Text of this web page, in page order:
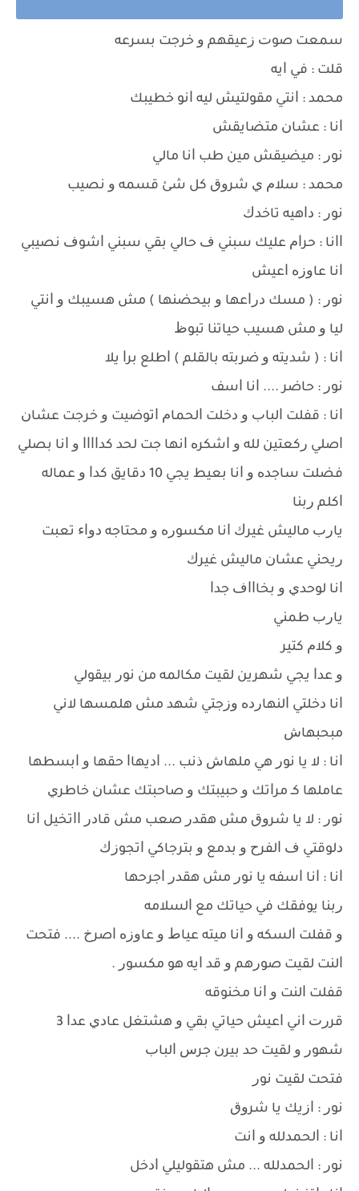
ﺳﻤﻌﺖ ﺻﻮﺕ ﺯﻋﻴﻘﻬﻢ ﻭ ﺧﺮﺟﺖ ﺑﺴﺮﻋﻪ
ﻗﻠﺖ : ﻓﻲ ﺍﻳﻪ
ﻣﺤﻤﺪ : ﺍﻧﺘﻲ ﻣﻘﻮﻟﺘﻴﺶ ﻟﻴﻪ ﺍﻧﻮ ﺧﻄﻴﺒﻚ
ﺍﻧﺎ : ﻋﺸﺎﻥ ﻣﺘﻀﺎﻳﻘﺶ
ﻧﻮﺭ : ﻣﻴﻀﻴﻘﺶ ﻣﻴﻦ ﻃﺐ ﺍﻧﺎ ﻣﺎﻟﻲ
ﻣﺤﻤﺪ : ﺳﻼﻡ ﻱ ﺷﺮﻭﻕ ﻛﻞ ﺷﺊ ﻗﺴﻤﻪ ﻭ ﻧﺼﻴﺐ
ﻧﻮﺭ : ﺩﺍﻫﻴﻪ ﺗﺎﺧﺪﻙ
ﺍﺍﻧﺎ : ﺣﺮﺍﻡ ﻋﻠﻴﻚ ﺳﺒﻨﻲ ﻑ ﺣﺎﻟﻲ ﺑﻘﻲ ﺳﺒﻨﻲ ﺍﺷﻮﻑ ﻧﺼﻴﺒﻲ
ﺍﻧﺎ ﻋﺎﻭﺯﻩ ﺍﻋﻴﺶ
ﻧﻮﺭ : ‏( ﻣﺴﻚ ﺩﺭﺍﻋﻬﺎ ﻭ ﺑﻴﺤﻀﻨﻬﺎ ‏) ﻣﺶ ﻫﺴﻴﺒﻚ ﻭ ﺍﻧﺘﻲ
ﻟﻴﺎ ﻭ ﻣﺶ ﻫﺴﻴﺐ ﺣﻴﺎﺗﻨﺎ ﺗﺒﻮﻅ
ﺍﻧﺎ : ‏( ﺷﺪﻳﺘﻪ ﻭ ﺿﺮﺑﺘﻪ ﺑﺎﻟﻘﻠﻢ ‏) ﺍﻃﻠﻊ ﺑﺮﺍ ﻳﻼ
ﻧﻮﺭ : ﺣﺎﺿﺮ .... ﺍﻧﺎ ﺍﺳﻒ
ﺍﻧﺎ : ﻗﻔﻠﺖ ﺍﻟﺒﺎﺏ ﻭ ﺩﺧﻠﺖ ﺍﻟﺤﻤﺎﻡ ﺍﺗﻮﺿﻴﺖ ﻭ ﺧﺮﺟﺖ ﻋﺸﺎﻥ
ﺍﺻﻠﻲ ﺭﻛﻌﺘﻴﻦ ﻟﻠﻪ ﻭ ﺍﺷﻜﺮﻩ ﺍﻧﻬﺎ ﺟﺖ ﻟﺤﺪ ﻛﺪﺍﺍﺍﺍ ﻭ ﺍﻧﺎ ﺑﺼﻠﻲ
ﻓﻀﻠﺖ ﺳﺎﺟﺪﻩ ﻭ ﺍﻧﺎ ﺑﻌﻴﻂ ﻳﺠﻲ 10 ﺩﻗﺎﻳﻖ ﻛﺪﺍ ﻭ ﻋﻤﺎﻟﻪ
ﺍﻛﻠﻢ ﺭﺑﻨﺎ
ﻳﺎﺭﺏ ﻣﺎﻟﻴﺶ ﻏﻴﺮﻙ ﺍﻧﺎ ﻣﻜﺴﻮﺭﻩ ﻭ ﻣﺤﺘﺎﺟﻪ ﺩﻭﺍﺀ ﺗﻌﺒﺖ
ﺭﻳﺤﻨﻲ ﻋﺸﺎﻥ ﻣﺎﻟﻴﺶ ﻏﻴﺮﻙ
ﺍﻧﺎ ﻟﻮﺣﺪﻱ ﻭ ﺑﺨﺎﺍﺍﻑ ﺟﺪﺍ
ﻳﺎﺭﺏ ﻃﻤﻨﻲ
ﻭ ﻛﻼﻡ ﻛﺘﻴﺮ
ﻭ ﻋﺪﺍ ﻳﺠﻲ ﺷﻬﺮﻳﻦ ﻟﻘﻴﺖ ﻣﻜﺎﻟﻤﻪ ﻣﻦ ﻧﻮﺭ ﺑﻴﻘﻮﻟﻲ
ﺍﻧﺎ ﺩﺧﻠﺘﻲ ﺍﻟﻨﻬﺎﺭﺩﻩ ﻭﺯﺟﺘﻲ ﺷﻬﺪ ﻣﺶ ﻫﻠﻤﺴﻬﺎ ﻻﻧﻲ
ﻣﺒﺤﺒﻬﺎﺵ
ﺍﻧﺎ : ﻻ ﻳﺎ ﻧﻮﺭ ﻫﻲ ﻣﻠﻬﺎﺵ ﺫﻧﺐ ... ﺍﺩﻳﻬﺎﺍ ﺣﻘﻬﺎ ﻭ ﺍﺑﺴﻄﻬﺎ
ﻋﺎﻣﻠﻬﺎ ﻛـ ﻣﺮﺍﺗﻚ ﻭ ﺣﺒﻴﺒﺘﻚ ﻭ ﺻﺎﺣﺒﺘﻚ ﻋﺸﺎﻥ ﺧﺎﻃﺮﻱ
ﻧﻮﺭ : ﻻ ﻳﺎ ﺷﺮﻭﻕ ﻣﺶ ﻫﻘﺪﺭ ﺻﻌﺐ ﻣﺶ ﻗﺎﺩﺭ ﺍﺍﺗﺨﻴﻞ ﺍﻧﺎ
ﺩﻟﻮﻗﺘﻲ ﻑ ﺍﻟﻔﺮﺡ ﻭ ﺑﺪﻣﻊ ﻭ ﺑﺘﺮﺟﺎﻛﻲ ﺍﺗﺠﻮﺯﻙ
ﺍﻧﺎ : ﺍﻧﺎ ﺍﺳﻔﻪ ﻳﺎ ﻧﻮﺭ ﻣﺶ ﻫﻘﺪﺭ ﺍﺟﺮﺣﻬﺎ
ﺭﺑﻨﺎ ﻳﻮﻓﻘﻚ ﻓﻲ ﺣﻴﺎﺗﻚ ﻣﻊ ﺍﻟﺴﻼﻣﻪ
ﻭ ﻗﻔﻠﺖ ﺍﻟﺴﻜﻪ ﻭ ﺍﻧﺎ ﻣﻴﺘﻪ ﻋﻴﺎﻁ ﻭ ﻋﺎﻭﺯﻩ ﺍﺻﺮﺥ .... ﻓﺘﺤﺖ
ﺍﻟﻨﺖ ﻟﻘﻴﺖ ﺻﻮﺭﻫﻢ ﻭ ﻗﺪ ﺍﻳﻪ ﻫﻮ ﻣﻜﺴﻮﺭ .
ﻗﻔﻠﺖ ﺍﻟﻨﺖ ﻭ ﺍﻧﺎ ﻣﺨﻨﻮﻗﻪ
ﻗﺮﺭﺕ ﺍﻧﻲ ﺍﻋﻴﺶ ﺣﻴﺎﺗﻲ ﺑﻘﻲ ﻭ ﻫﺸﺘﻐﻞ ﻋﺎﺩﻱ ﻋﺪﺍ 3
ﺷﻬﻮﺭ ﻭ ﻟﻘﻴﺖ ﺣﺪ ﺑﻴﺮﻥ ﺟﺮﺱ ﺍﻟﺒﺎﺏ
ﻓﺘﺤﺖ ﻟﻘﻴﺖ ﻧﻮﺭ
ﻧﻮﺭ : ﺍﺯﻳﻚ ﻳﺎ ﺷﺮﻭﻕ
ﺍﻧﺎ : ﺍﻟﺤﻤﺪﻟﻠﻪ ﻭ ﺍﻧﺖ
ﻧﻮﺭ : ﺍﻟﺤﻤﺪﻟﻠﻪ ... ﻣﺶ ﻫﺘﻘﻮﻟﻴﻠﻲ ﺍﺩﺧﻞ